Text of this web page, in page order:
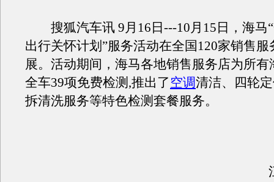
搜狐汽车讯 9月16日---10月15日，海
出行关怀计划”服务活动在全国120家销售服
展。活动期间，海马各地销售服务店为所有
全车39项免费检测,推出了空调清洁、四轮
拆清洗服务等特色检测套餐服务。
江